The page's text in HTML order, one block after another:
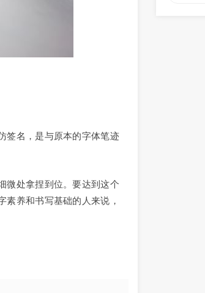
签名，是与原本的字体笔迹
微处拿捏到位。要达到这个
养和书写基础的人来说，